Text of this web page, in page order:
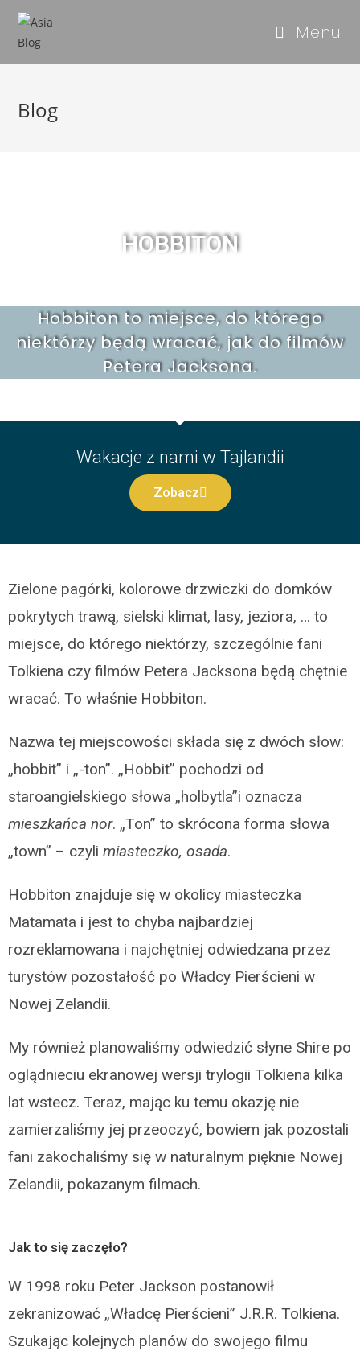
Menu
Blog
HOBBITON
Hobbiton to miejsce, do którego
niektórzy będą wracać, jak do filmów
Petera Jacksona.
Wakacje z nami w Tajlandii
Zobacz
Zielone pagórki, kolorowe drzwiczki do domków
pokrytych trawą, sielski klimat, lasy, jeziora, … to
miejsce, do którego niektórzy, szczególnie fani
Tolkiena czy filmów Petera Jacksona będą chętnie
wracać. To właśnie Hobbiton.
Nazwa tej miejscowości składa się z dwóch słow:
„hobbit” i „-ton”. „Hobbit” pochodzi od
staroangielskiego słowa „holbytla”i oznacza
mieszkańca nor. „Ton” to skrócona forma słowa
„town” – czyli miasteczko, osada.
Hobbiton znajduje się w okolicy miasteczka
Matamata i jest to chyba najbardziej
rozreklamowana i najchętniej odwiedzana przez
turystów pozostałość po Władcy Pierścieni w
Nowej Zelandii.
My również planowaliśmy odwiedzić słyne Shire po
oglądnieciu ekranowej wersji trylogii Tolkiena kilka
lat wstecz. Teraz, mając ku temu okazję nie
zamierzaliśmy jej przeoczyć, bowiem jak pozostali
fani zakochaliśmy się w naturalnym pięknie Nowej
Zelandii, pokazanym filmach.
Jak to się zaczęło?
W 1998 roku Peter Jackson postanowił
zekranizować „Władcę Pierścieni” J.R.R. Tolkiena.
Szukając kolejnych planów do swojego filmu